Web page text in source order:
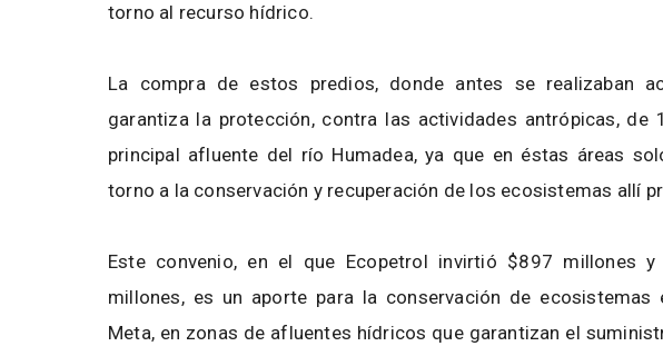
torno al recurso hídrico.
La compra de estos predios, donde antes se realizaban
garantiza la protección, contra las actividades antrópicas, de
principal afluente del río Humadea, ya que en éstas áreas
torno a la conservación y recuperación de los ecosistemas allí
Este convenio, en el que Ecopetrol invirtió $897 millones
millones, es un aporte para la conservación de
Meta, en zonas de afluentes hídricos que garantizan el